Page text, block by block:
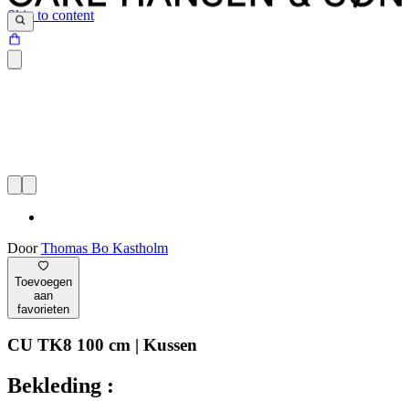
Skip to content
DoorThomas Bo Kastholm
Toevoegen
aan
favorieten
CU TK8 100 cm | Kussen
Bekleding :